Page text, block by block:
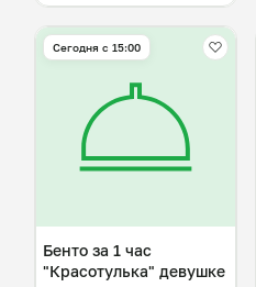
Сегодня с 15:00
Бенто за 1 час
"Красотулька" девушке